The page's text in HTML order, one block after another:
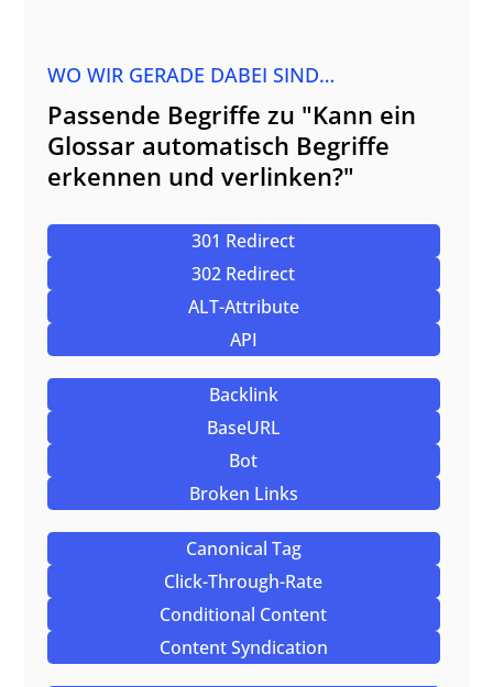
WO WIR GERADE DABEI SIND…
Passende Begriffe zu "Kann ein
Glossar automatisch Begriffe
erkennen und verlinken?"
301 Redirect
302 Redirect
ALT-Attribute
API
Backlink
BaseURL
Bot
Broken Links
Canonical Tag
Click-Through-Rate
Conditional Content
Content Syndication